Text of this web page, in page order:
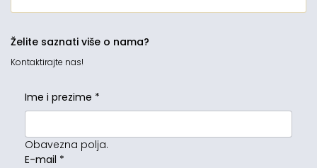
Želite saznati više o nama?
Kontaktirajte nas!
Ime i prezime *
Obavezna polja.
E-mail *